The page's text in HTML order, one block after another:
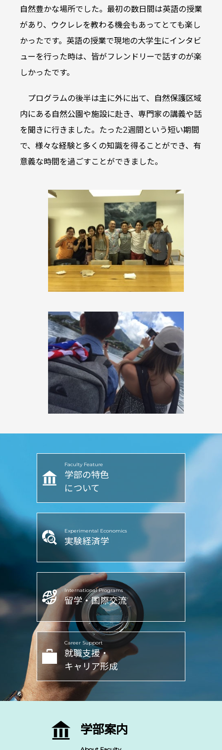
自然豊かな場所でした。最初の数日間は英語の授業
があり、ウクレレを教わる機会もあってとても楽し
かったです。英語の授業で現地の大学生にインタビ
ューを行った時は、皆がフレンドリーで話すのが楽
しかったです。
プログラムの後半は主に外に出て、自然保護区域
内にある自然公園や施設に赴き、専門家の講義や話
を聞きに行きました。たった2週間という短い期間
で、様々な経験と多くの知識を得ることができ、有
意義な時間を過ごすことができました。
Faculty Feature
学部の特色
について
Experimental Economics
実験経済学
International Programs
留学・国際交流
Career Support
就職支援・
キャリア形成
学部案内